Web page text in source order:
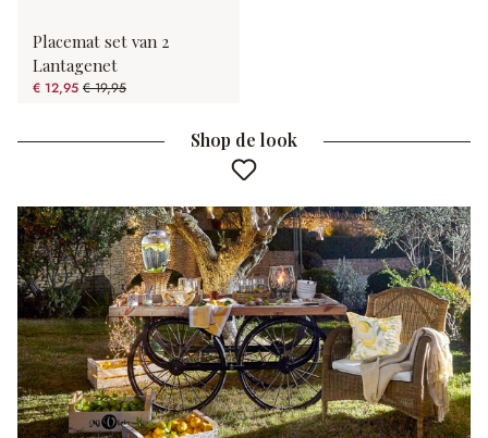
Placemat set van 2
Lantagenet
€ 12,95 € 19,95
(35.09% gespart)
Shop de look